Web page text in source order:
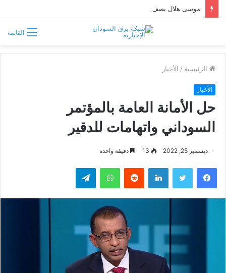
القائمة
الرئيسية / الأخبار
الأخبار
حل الأمانة العامة بالمؤتمر
السوداني واتهامات للدقير
ديسمبر 25, 2022 13 دقيقة واحدة
فيسبوك تويتر لينكدإن واتساب تيلقرام